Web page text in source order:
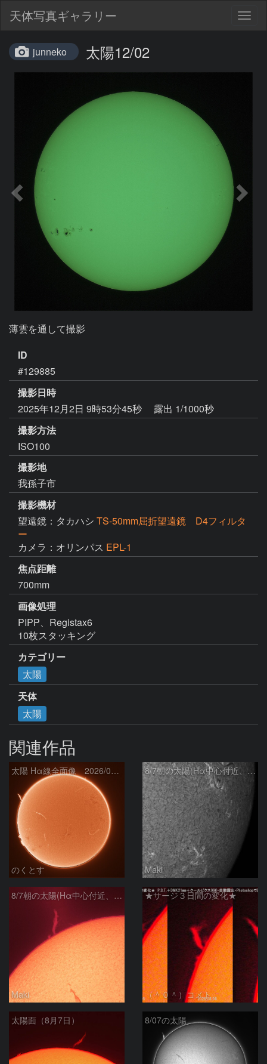
天体写真ギャラリー
junneko 太陽12/02
薄雲を通して撮影
ID
#129885
撮影日時
2025年12月2日 9時53分45秒
露出 1/1000秒
撮影方法
ISO100
撮影地
我孫子市
撮影機材
望遠鏡：タカハシ TS-50mm屈折望遠鏡 D4フィルタ
ー
カメラ：オリンパス EPL-1
焦点距離
700mm
画像処理
PIPP、Registax6
10枚スタッキング
カテゴリー
太陽
天体
太陽
関連作品
太陽 Hα線全面像 2026/08/07
のくとす
8/7朝の太陽(Hα中心付近、4498、4502付近)
Maki
8/7朝の太陽(Hα中心付近、プロミネンス)
Maki
★サージ３日間の変化★
（＾０＾）コメト
太陽面（8月7日） 8/07の太陽